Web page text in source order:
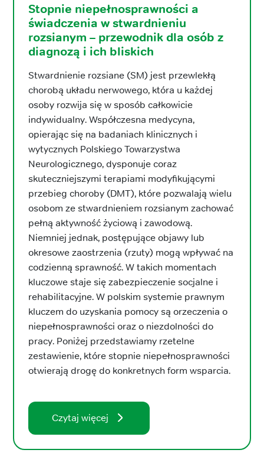
Stopnie niepełnosprawności a
świadczenia w stwardnieniu
rozsianym – przewodnik dla osób z
diagnozą i ich bliskich
Stwardnienie rozsiane (SM) jest przewlekłą
chorobą układu nerwowego, która u każdej
osoby rozwija się w sposób całkowicie
indywidualny. Współczesna medycyna,
opierając się na badaniach klinicznych i
wytycznych Polskiego Towarzystwa
Neurologicznego, dysponuje coraz
skuteczniejszymi terapiami modyfikującymi
przebieg choroby (DMT), które pozwalają wielu
osobom ze stwardnieniem rozsianym zachować
pełną aktywność życiową i zawodową.
Niemniej jednak, postępujące objawy lub
okresowe zaostrzenia (rzuty) mogą wpływać na
codzienną sprawność. W takich momentach
kluczowe staje się zabezpieczenie socjalne i
rehabilitacyjne. W polskim systemie prawnym
kluczem do uzyskania pomocy są orzeczenia o
niepełnosprawności oraz o niezdolności do
pracy. Poniżej przedstawiamy rzetelne
zestawienie, które stopnie niepełnosprawności
otwierają drogę do konkretnych form wsparcia.
Czytaj więcej